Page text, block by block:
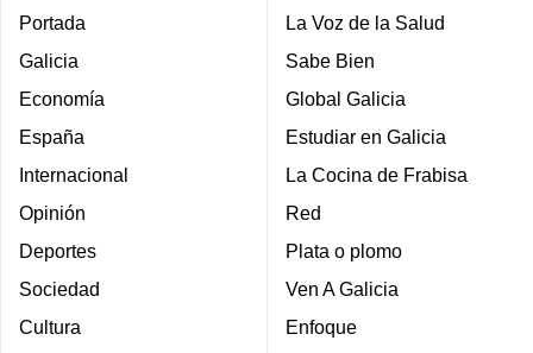
Portada
Galicia
Economía
España
Internacional
Opinión
Deportes
Sociedad
Cultura
La Voz de la Salud
Sabe Bien
Global Galicia
Estudiar en Galicia
La Cocina de Frabisa
Red
Plata o plomo
Ven A Galicia
Enfoque